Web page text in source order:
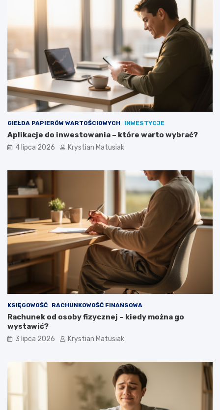
GIEŁDA PAPIERÓW WARTOŚCIOWYCH INWESTYCJE
Aplikacje do inwestowania – które warto wybrać?
4 lipca 2026 Krystian Matusiak
KSIĘGOWOŚĆ RACHUNKOWOŚĆ FINANSOWA
Rachunek od osoby fizycznej – kiedy można go
wystawić?
3 lipca 2026 Krystian Matusiak